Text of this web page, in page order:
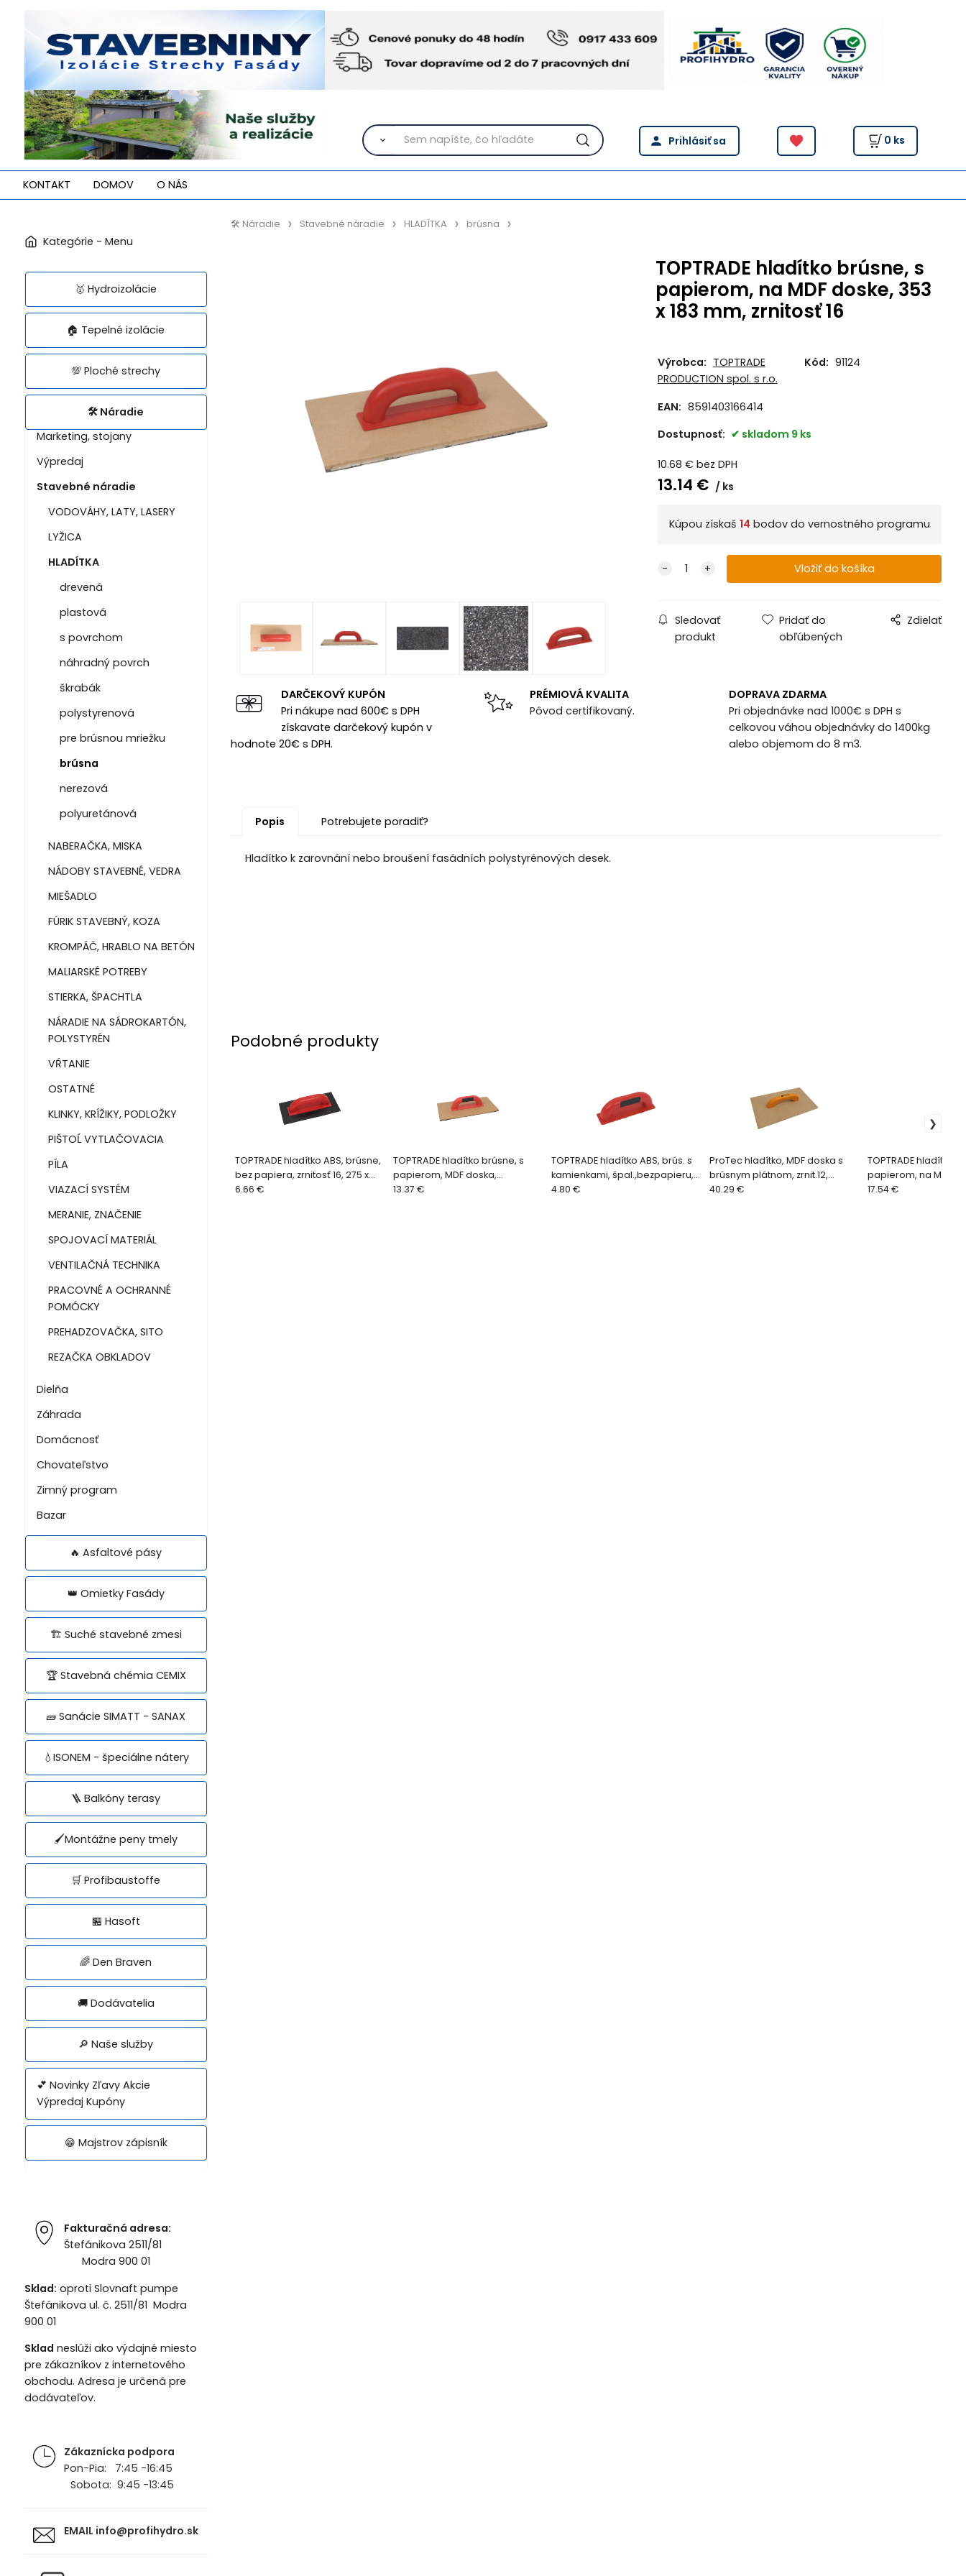
0 ks
KONTAKT DOMOV O NÁS
🥇 Hydroizolácie
🏠 Tepelné izolácie
💯 Ploché strechy
🛠️ Náradie
Marketing, stojany
Výpredaj
Stavebné náradie
VODOVÁHY, LATY, LASERY
LYŽICA
HLADÍTKA
drevená
plastová
s povrchom
náhradný povrch
škrabák
polystyrenová
pre brúsnou mriežku
brúsna
nerezová
polyuretánová
NABERAČKA, MISKA
NÁDOBY STAVEBNÉ, VEDRA
MIEŠADLO
FÚRIK STAVEBNÝ, KOZA
KROMPÁČ, HRABLO NA BETÓN
MALIARSKÉ POTREBY
STIERKA, ŠPACHTLA
NÁRADIE NA SÁDROKARTÓN,
POLYSTYRÉN
VŔTANIE
OSTATNÉ
KLINKY, KRÍŽIKY, PODLOŽKY
PIŠTOĹ VYTLAČOVACIA
PÍLA
VIAZACÍ SYSTÉM
MERANIE, ZNAČENIE
SPOJOVACÍ MATERIÁL
VENTILAČNÁ TECHNIKA
PRACOVNÉ A OCHRANNÉ
POMÓCKY
PREHADZOVAČKA, SITO
REZAČKA OBKLADOV
Dielňa
Záhrada
Domácnosť
Chovateľstvo
Zimný program
Bazar
🔥 Asfaltové pásy
👑 Omietky Fasády
🏗️ Suché stavebné zmesi
🏆 Stavebná chémia CEMIX
🧱 Sanácie SIMATT - SANAX
💧ISONEM - špeciálne nátery
🪜 Balkóny terasy
🖌️Montážne peny tmely
🛒 Profibaustoffe
🏪 Hasoft
🌈 Den Braven
🚚 Dodávatelia
🔎 Naše služby
💕 Novinky Zľavy Akcie
Výpredaj Kupóny
😁 Majstrov zápisník
Fakturačná adresa:
Štefánikova 2511/81
Modra 900 01
Sklad: oproti Slovnaft pumpe
Štefánikova ul. č. 2511/81 Modra
900 01
Sklad neslúži ako výdajné miesto
pre zákazníkov z internetového
obchodu. Adresa je určená pre
dodávateľov.
Zákaznícka podpora
Pon-Pia: 7:45 -16:45
Sobota: 9:45 -13:45
EMAIL info@profihydro.sk
🛠️ Náradie Stavebné náradie HLADÍTKA brúsna
TOPTRADE hladítko brúsne, s
papierom, na MDF doske, 353
x 183 mm, zrnitosť 16
Výrobca: TOPTRADE
PRODUCTION spol. s r.o.
Kód: 91124
EAN: 8591403166414
Dostupnosť:
skladom 9 ks
10.68 € bez DPH
13.14 € ks
Kúpou získaš 14 bodov do vernostného programu
Sledovať
produkt
Pridať do
obľúbených
Zdielať
DARČEKOVÝ KUPÓN
Pri nákupe nad 600€ s DPH
získavate darčekový kupón v
hodnote 20€ s DPH.
PRÉMIOVÁ KVALITA
Pôvod certifikovaný.
DOPRAVA ZDARMA
Pri objednávke nad 1000€ s DPH s
celkovou váhou objednávky do 1400kg
alebo objemom do 8 m3.
Popis Potrebujete poradiť?
Hladítko k zarovnání nebo broušení fasádních polystyrénových desek.
Podobné produkty
TOPTRADE hladítko ABS, brúsne,
bez papiera, zrnitosť 16, 275 x
125 mm
6.66 €
TOPTRADE hladítko brúsne, s
papierom, MDF doska,
PROFESSIONAL, 353x183 mm,
13.37 €
TOPTRADE hladítko ABS, brús. s
kamienkami, špal.,bezpapieru,
zrn.16,PROFESSIONAL, 205x50mm
4.80 €
ProTec hladítko, MDF doska s
brúsnym plátnom, zrnit.12,
350x200mm
40.29 €
TOPTRADE hladítko
papierom, na MDF
PROFESSIONAL,
17.54 €